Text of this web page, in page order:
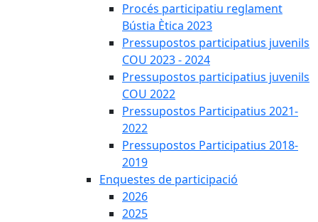
Procés participatiu reglament
Bústia Ètica 2023
Pressupostos participatius juvenils
COU 2023 - 2024
Pressupostos participatius juvenils
COU 2022
Pressupostos Participatius 2021-
2022
Pressupostos Participatius 2018-
2019
Enquestes de participació
2026
2025